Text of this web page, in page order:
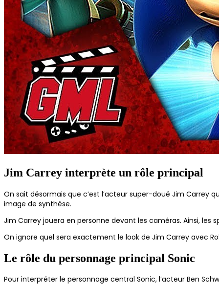
Jim Carrey interprète un rôle principal
On sait désormais que c’est l’acteur super-doué Jim Carrey
image de synthèse.
Jim Carrey jouera en personne devant les caméras. Ainsi,
On ignore quel sera exactement le look de Jim Carrey avec
Le rôle du personnage principal Sonic
Pour interpréter le personnage central Sonic, l’acteur Ben